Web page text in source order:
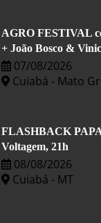
AGRO FESTIVAL
+ João Bosco &
07/08/2026
Cuiabá - Mato
FLASHBACK
Voltagem, 21h
08/08/2026
Cuiabá - MT